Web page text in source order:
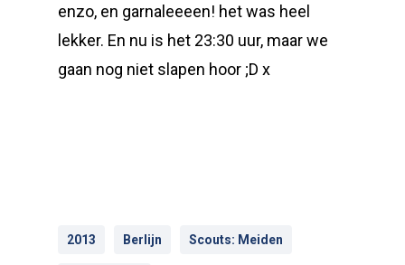
enzo, en garnaleeeen! het was heel
lekker. En nu is het 23:30 uur, maar we
gaan nog niet slapen hoor ;D x
2013 Berlijn Scouts: Meiden